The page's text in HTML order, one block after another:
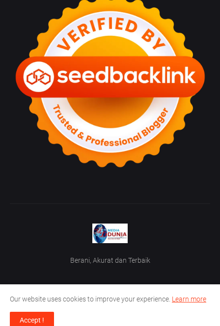
Berani, Akurat dan Terbaik
TOS / Term Of Service Iklan
Our website uses cookies to improve your experience. Learn more
Accept !